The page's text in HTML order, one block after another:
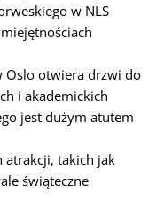
w NLS
Oslo otwiera drzwi do
i akademickich
jest dużym atutem
atrakcji, takich jak
świąteczne